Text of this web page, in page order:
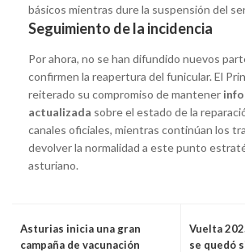
básicos mientras dure la suspensión del
Seguimiento de la incidencia
Por ahora, no se han difundido nuevos
confirmen la reapertura del funicular. El
reiterado su compromiso de mantener
actualizada sobre el estado de la
canales oficiales, mientras continúan los
devolver la normalidad a este punto
asturiano.
Asturias inicia una gran
campaña de vacunación
Vuelta
se quedó